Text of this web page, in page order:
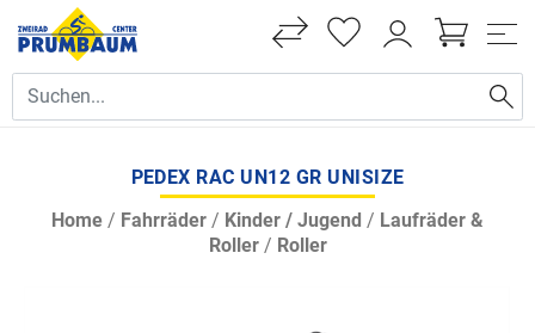
PEDEX RAC UN12 GR UNISIZE
Home / Fahrräder / Kinder / Jugend / Laufräder &
Roller/ Roller